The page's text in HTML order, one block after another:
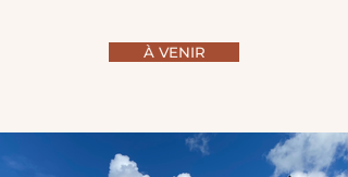
À VENIR